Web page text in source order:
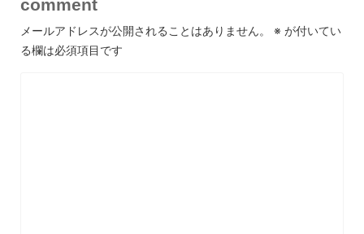
comment
メールアドレスが公開されることはありません。 ※ が付いてい
る欄は必須項目です